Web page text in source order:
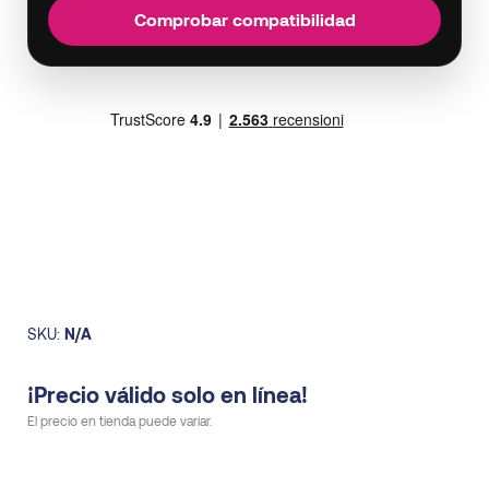
Comprobar compatibilidad
SKU: N/A
¡Precio válido solo en línea!
El precio en tienda puede variar.